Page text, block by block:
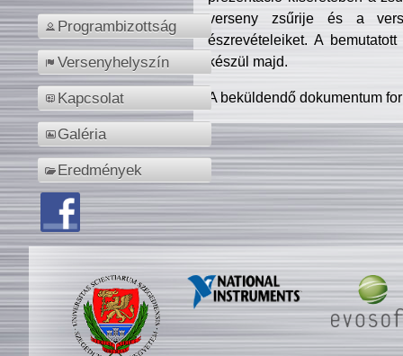
Programbizottság
Versenyhelyszín
Kapcsolat
Galéria
Eredmények
verseny zsűrije és a
észrevételeiket. A
készül majd.
A beküldendő dokumentum